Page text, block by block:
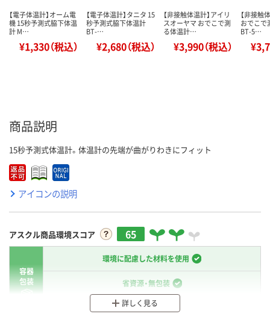
【電子体温計】オーム電
機 15秒予測式脇下体温
計 M…
¥1,330（税込）
【電子体温計】タニタ 15
秒予測式脇下体温計
BT-…
¥2,680（税込）
【非接触体温計】アイリ
スオーヤマ おでこで測
る体温計…
¥3,990（税込）
【非接触
おでこで
BT-5…
商品説明
15秒予測式体温計。体温計の先端が曲がりわきにフィット
アイコンの説明
アスクル商品環境スコア 65
容器
包装
環境に配慮した材料を使用
省資源・無包装
分別・リサイクルしやすい設計
詳しく見る